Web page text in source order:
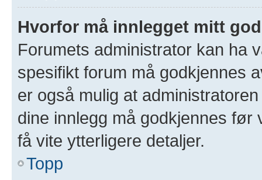
Hvorfor må innlegget mitt
Forumets administrator kan ha
spesifikt forum må godkjennes
er også mulig at
dine innlegg må godkjennes før
få vite ytterligere detaljer.
Topp